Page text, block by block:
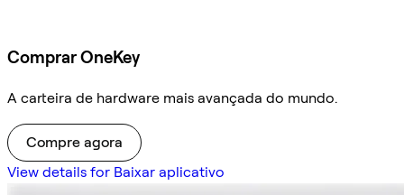
Comprar OneKey
A carteira de hardware mais avançada do mundo.
Compre agora
View details for Baixar aplicativo